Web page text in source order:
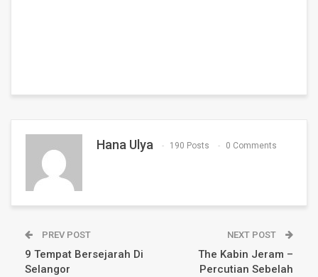
Hana Ulya 190 Posts 0 Comments
PREV POST
9 Tempat Bersejarah Di
Selangor
NEXT POST
The Kabin Jeram –
Percutian Sebelah